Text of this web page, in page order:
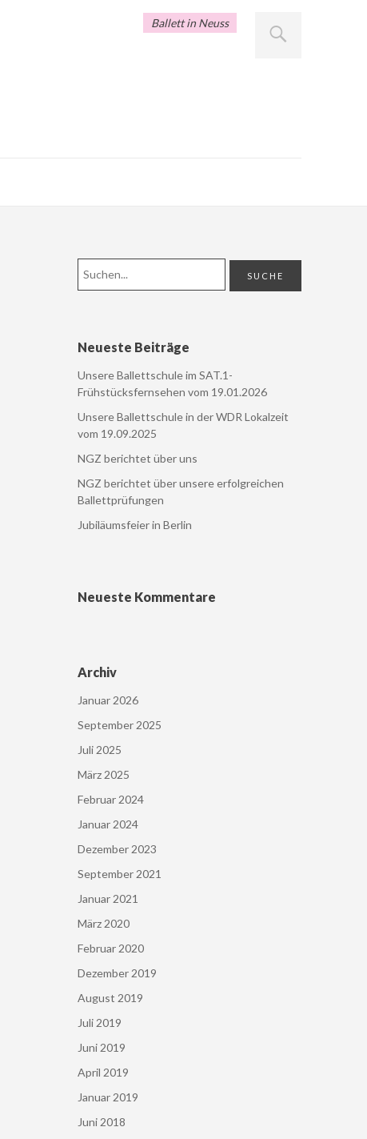
Ballett in Neuss
Neueste Beiträge
Unsere Ballettschule im SAT.1-
Frühstücksfernsehen vom 19.01.2026
Unsere Ballettschule in der WDR Lokalzeit
vom 19.09.2025
NGZ berichtet über uns
NGZ berichtet über unsere erfolgreichen
Ballettprüfungen
Jubiläumsfeier in Berlin
Neueste Kommentare
Archiv
Januar 2026
September 2025
Juli 2025
März 2025
Februar 2024
Januar 2024
Dezember 2023
September 2021
Januar 2021
März 2020
Februar 2020
Dezember 2019
August 2019
Juli 2019
Juni 2019
April 2019
Januar 2019
Juni 2018